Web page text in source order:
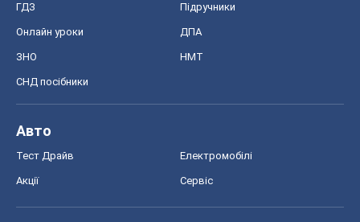
ГДЗ Підручники
Онлайн уроки ДПА
ЗНО НМТ
СНД посібники
Авто
Тест Драйв Електромобілі
Акції Сервіс